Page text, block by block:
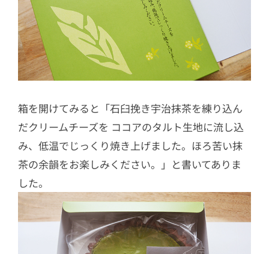
箱を開けてみると「石臼挽き宇治抹茶を練り込ん
だクリームチーズを ココアのタルト生地に流し込
み、低温でじっくり焼き上げました。ほろ苦い抹
茶の余韻をお楽しみください。」と書いてありま
した。